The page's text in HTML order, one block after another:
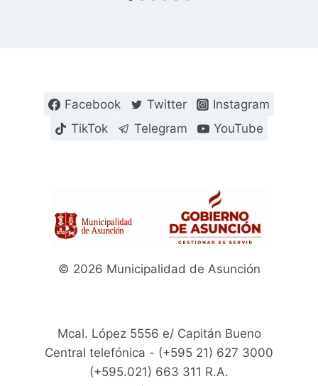
Facebook Twitter
Instagram
TikTok
Telegram YouTube
© 2026 Municipalidad de Asunción
Mcal. López 5556 e/ Capitán Bueno
Central telefónica - (+595 21) 627 3000
(+595.021) 663 311 R.A.